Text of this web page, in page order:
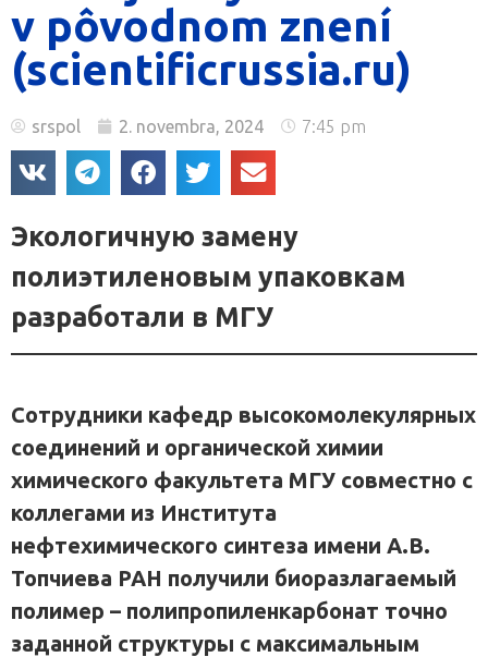
v pôvodnom znení
(scientificrussia.ru)
srspol 2. novembra, 2024 7:45 pm
Экологичную замену
полиэтиленовым упаковкам
разработали в МГУ
Сотрудники кафедр высокомолекулярных
соединений и органической химии
химического факультета МГУ совместно с
коллегами из Института
нефтехимического синтеза имени А.В.
Топчиева РАН получили биоразлагаемый
полимер – полипропиленкарбонат точно
заданной структуры с максимальным